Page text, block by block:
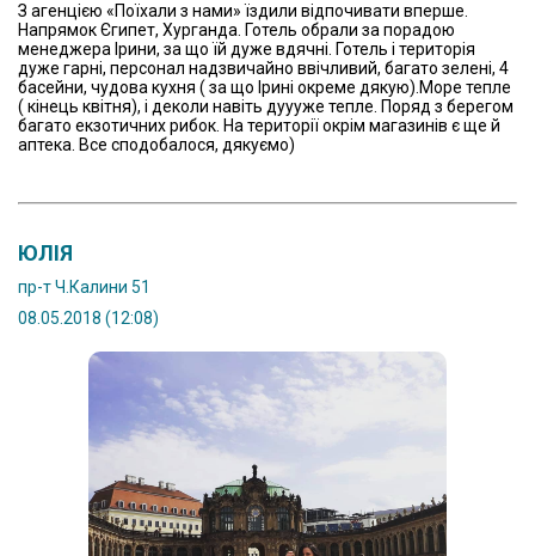
З агенцією «Поїхали з нами» їздили відпочивати вперше.
Напрямок Єгипет, Хурганда. Готель обрали за порадою
менеджера Ірини, за що їй дуже вдячні. Готель і територія
дуже гарні, персонал надзвичайно ввічливий, багато зелені, 4
басейни, чудова кухня ( за що Ірині окреме дякую).Море тепле
( кінець квітня), і деколи навіть дуууже тепле. Поряд з берегом
багато екзотичних рибок. На території окрім магазинів є ще й
аптека. Все сподобалося, дякуємо)
ЮЛІЯ
пр-т Ч.Калини 51
08.05.2018 (12:08)